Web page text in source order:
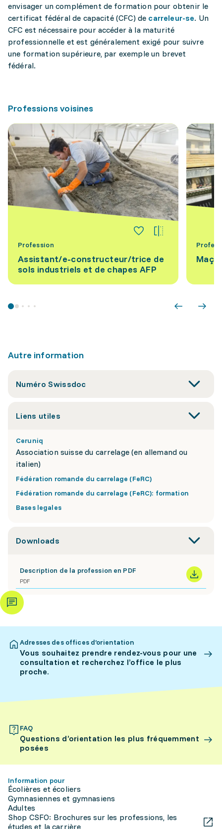
envisager un complément de formation pour obtenir le
certificat fédéral de capacité (CFC) de carreleur-se. Un
CFC est nécessaire pour accéder à la maturité
professionnelle et est généralement exigé pour suivre
une formation supérieure, par exemple un brevet
fédéral.
Professions voisines
Profession
Assistant/e-constructeur/trice de
sols industriels et de chapes AFP
Autre information
Numéro Swissdoc
Liens utiles
Ceruniq
Association suisse du carrelage (en allemand ou
italien)
Fédération romande du carrelage (FeRC)
Fédération romande du carrelage (FeRC): formation
Bases legales
Downloads
Description de la profession en PDF
PDF
Adresses des offices d’orientation
Vous souhaitez prendre rendez-vous pour une
consultation et recherchez l’office le plus
proche.
FAQ
Questions d’orientation les plus fréquemment
posées
Information pour
Écolières et écoliers
Gymnasiennes et gymnasiens
Adultes
Shop CSFO: Brochures sur les professions, les
études et la carrière